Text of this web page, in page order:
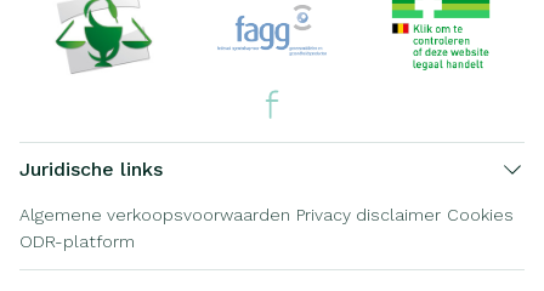
Juridische links
Algemene verkoopsvoorwaarden Privacy disclaimer Cookies
ODR-platform